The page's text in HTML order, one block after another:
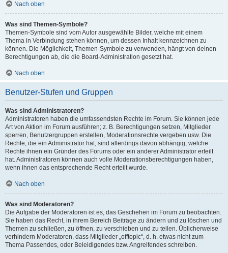
Nach oben
Was sind Themen-Symbole?
Themen-Symbole sind vom Autor ausgewählte Bilder, welche mit einem
Thema in Verbindung stehen können, um dessen Inhalt kennzeichnen zu
können. Die Möglichkeit, Themen-Symbole zu verwenden, hängt von deinen
Berechtigungen ab, die die Board-Administration gesetzt hat.
Nach oben
Benutzer-Stufen und Gruppen
Was sind Administratoren?
Administratoren haben die umfassendsten Rechte im Forum. Sie können jede
Art von Aktion im Forum ausführen; z. B. Berechtigungen setzen, Mitglieder
sperren, Benutzergruppen erstellen, Moderationsrechte vergeben usw. Die
Rechte, die ein Administrator hat, sind allerdings davon abhängig, welche
Rechte ihnen ein Gründer des Forums oder ein anderer Administrator erteilt
hat. Administratoren können auch volle Moderationsberechtigungen haben,
wenn ihnen das entsprechende Recht erteilt wurde.
Nach oben
Was sind Moderatoren?
Die Aufgabe der Moderatoren ist es, das Geschehen im Forum zu beobachten.
Sie haben das Recht, in ihrem Bereich Beiträge zu ändern und zu löschen und
Themen zu schließen, zu öffnen, zu verschieben und zu teilen. Üblicherweise
verhindern Moderatoren, dass Mitglieder „offtopic“, d. h. etwas nicht zum
Thema Passendes, oder Beleidigendes bzw. Angreifendes schreiben.